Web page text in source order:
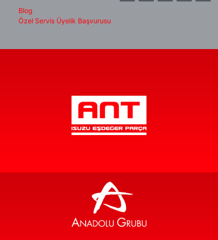
Blog
Özel Servis Üyelik Başvurusu